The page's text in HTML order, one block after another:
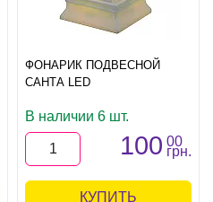
ФОНАРИК ПОДВЕСНОЙ
САНТА LED
В наличии 6 шт.
100 00
грн.
КУПИТЬ